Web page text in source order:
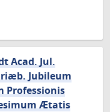
Acad. Jul.
Jubileum
Professionis
Ætatis